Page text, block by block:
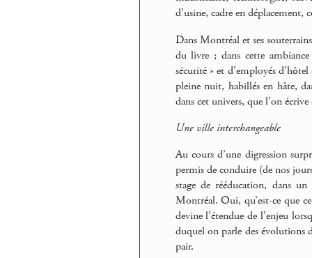
d’usine, cadre en déplacement,
Dans Montréal et ses
du livre ; dans cette
sécurité » et d’employés
pleine nuit, habillés en hâte,
dans cet univers, que l’on
Une ville interchangeable
Au cours d’une digression
permis de conduire (de nos
stage de rééducation, dans
Montréal. Oui, qu’est-ce que
devine l’étendue de l’enjeu
duquel on parle des évolutions
pair.